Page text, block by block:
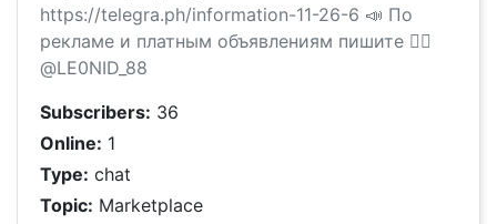
https://telegra.ph/information-11-26-6 📣 По
рекламе и платным объявлениям пишите 👉🏻
@LE0NID_88
Subscribers: 36
Online: 1
Type: chat
Topic: Marketplace